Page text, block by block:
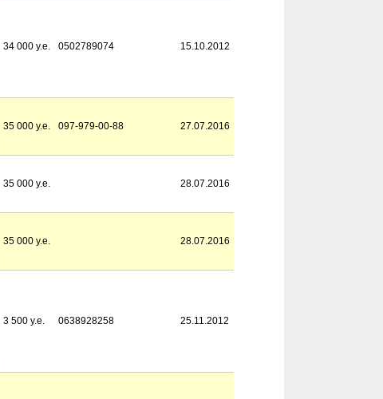
34 000 у.е. 0502789074 15.10.2012
35 000 у.е. 097-979-00-88 27.07.2016
35 000 у.е. 28.07.2016
35 000 у.е. 28.07.2016
3 500 у.е. 0638928258 25.11.2012